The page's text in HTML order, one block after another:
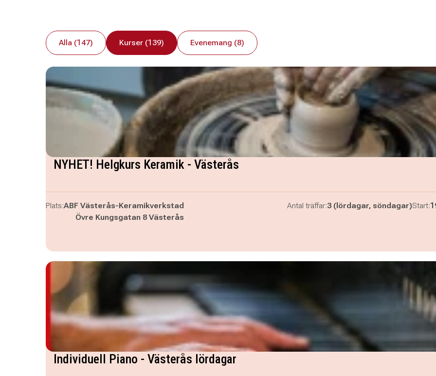
Alla (147) Kurser (139) Evenemang (8)
NYHET! Helgkurs Keramik - Västerås
Plats:ABF Västerås-Keramikverkstad
Övre Kungsgatan 8 Västerås
Antal träffar:3 (lördagar, söndagar)Start:
Individuell Piano - Västerås lördagar